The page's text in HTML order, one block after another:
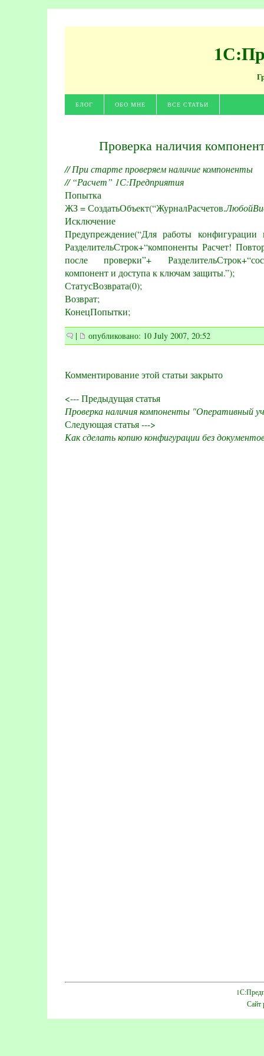
БЛОГ ОБО МНЕ ВСЕ СТАТЬИ
Проверка наличия
// При старте проверяем наличие компоненты
// “Расчет” 1С:Предприятия
Попытка
ЖЗ = СоздатьОбъект(“ЖурналРасчетов.
Исключение
Предупреждение(“Для работы конфигурации
РазделительСтрок+“компоненты Расчет!
после проверки”+
компонент и доступа к ключам защиты.”);
СтатусВозврата(0);
Возврат;
КонецПопытки;
| опубликовано: 10 July 2007, 20:52
Комментирование этой статьи закрыто
<--- Предыдущая статья
Проверка наличия компоненты "Оперативный
Следующая статья --->
Как сделать копию конфигурации без
Сайт